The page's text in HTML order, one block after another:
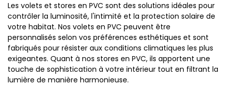
Les volets et stores en PVC sont des solutions idéales pour
contrôler la luminosité, l'intimité et la protection solaire de
votre habitat. Nos volets en PVC peuvent être
personnalisés selon vos préférences esthétiques et sont
fabriqués pour résister aux conditions climatiques les plus
exigeantes. Quant à nos stores en PVC, ils apportent une
touche de sophistication à votre intérieur tout en filtrant la
lumière de manière harmonieuse.